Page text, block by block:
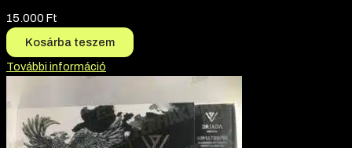
15.000 Ft
Kosárba teszem
További információ